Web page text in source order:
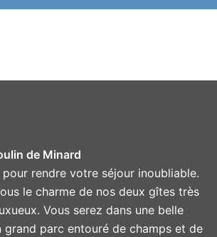
de Minard
rendre votre séjour inoubliable.
le charme de nos deux gîtes très
Vous serez dans une belle
grand parc entouré de champs et de